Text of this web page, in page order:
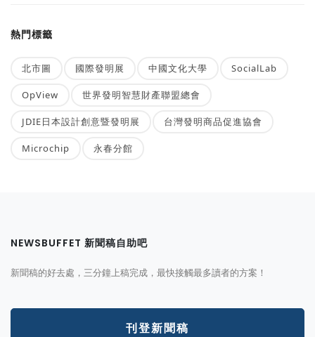
熱門標籤
北市圖 國際發明展 中國文化大學 SocialLab
OpView 世界發明智慧財產聯盟總會
JDIE日本設計創意暨發明展 台灣發明商品促進協會
Microchip 永春分館
NEWSBUFFET 新聞稿自助吧
新聞稿的好去處，三分鐘上稿完成，最快接觸最多讀者的方案！
刊登新聞稿